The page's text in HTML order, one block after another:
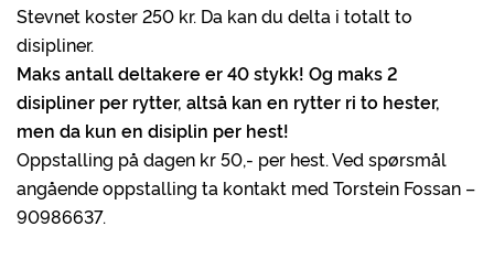
Stevnet koster 250 kr. Da kan du delta i totalt to
disipliner.
Maks antall deltakere er 40 stykk! Og maks 2
disipliner per rytter, altså kan en rytter ri to hester,
men da kun en disiplin per hest!
Oppstalling på dagen kr 50,- per hest. Ved spørsmål
angående oppstalling ta kontakt med Torstein Fossan –
90986637.